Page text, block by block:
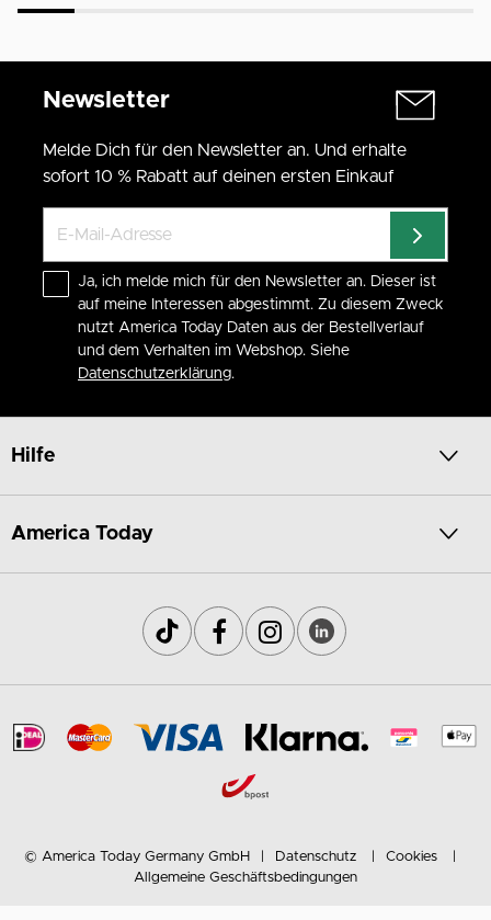
Newsletter
Melde Dich für den Newsletter an. Und erhalte
sofort 10 % Rabatt auf deinen ersten Einkauf
Ja, ich melde mich für den Newsletter an. Dieser ist
auf meine Interessen abgestimmt. Zu diesem Zweck
nutzt America Today Daten aus der Bestellverlauf
und dem Verhalten im Webshop. Siehe
Datenschutzerklärung.
Hilfe
America Today
© America Today Germany GmbH Datenschutz
Cookies
Allgemeine Geschäftsbedingungen